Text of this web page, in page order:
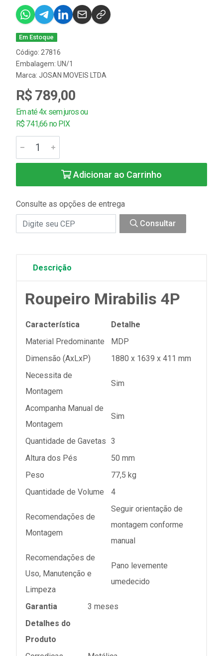
Em Estoque
Código: 27816
Embalagem: UN/1
Marca: JOSAN MOVEIS LTDA
R$ 789,00
Em até 4x sem juros ou
R$ 741,66 no PIX
Adicionar ao Carrinho
Consulte as opções de entrega
Consultar
Descrição
Roupeiro Mirabilis 4P
Característica
Detalhe
Material Predominante
MDP
Dimensão (AxLxP)
1880 x 1639 x 411 mm
Necessita de
Montagem
Sim
Acompanha Manual de
Montagem
Sim
Quantidade de Gavetas 3
Altura dos Pés
50 mm
Peso
77,5 kg
Quantidade de Volume
4
Recomendações de
Montagem
Seguir orientação de
montagem conforme
manual
Recomendações de
Uso, Manutenção e
Limpeza
Pano levemente
umedecido
Garantia
3 meses
Detalhes do
Produto